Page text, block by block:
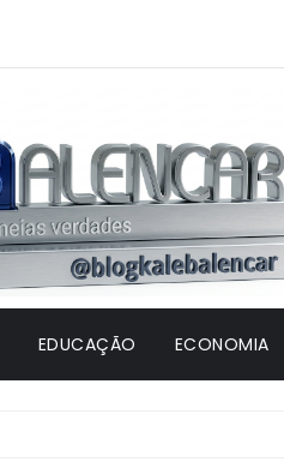
EDUCAÇÃO ECONOMIA